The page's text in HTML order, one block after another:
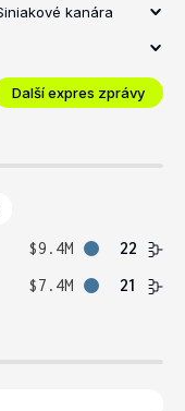
kanára
Další expres zprávy
$9.4M
22
$7.4M 21